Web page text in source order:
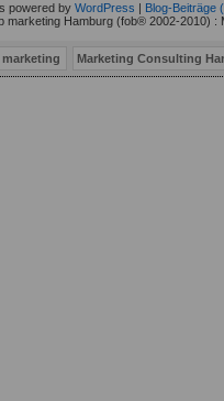
powered by WordPress Blog-Beiträge
marketing Hamburg (fob® 2002-2010) :
Marketing Consulting